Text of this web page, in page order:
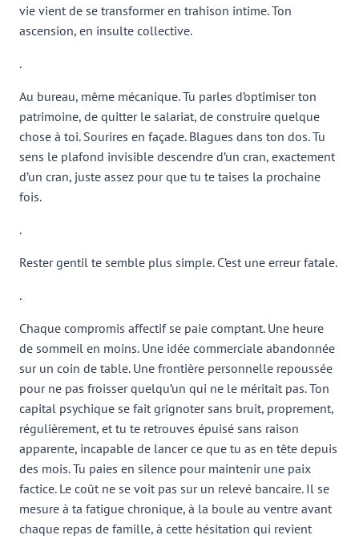
vie vient de se transformer en trahison intime. Ton
ascension, en insulte collective.
.
Au bureau, même mécanique. Tu parles d’optimiser ton
patrimoine, de quitter le salariat, de construire quelque
chose à toi. Sourires en façade. Blagues dans ton dos. Tu
sens le plafond invisible descendre d’un cran, exactement
d’un cran, juste assez pour que tu te taises la prochaine
fois.
.
Rester gentil te semble plus simple. C’est une erreur fatale.
.
Chaque compromis affectif se paie comptant. Une heure
de sommeil en moins. Une idée commerciale abandonnée
sur un coin de table. Une frontière personnelle repoussée
pour ne pas froisser quelqu’un qui ne le méritait pas. Ton
capital psychique se fait grignoter sans bruit, proprement,
régulièrement, et tu te retrouves épuisé sans raison
apparente, incapable de lancer ce que tu as en tête depuis
des mois. Tu paies en silence pour maintenir une paix
factice. Le coût ne se voit pas sur un relevé bancaire. Il se
mesure à ta fatigue chronique, à la boule au ventre avant
chaque repas de famille, à cette hésitation qui revient